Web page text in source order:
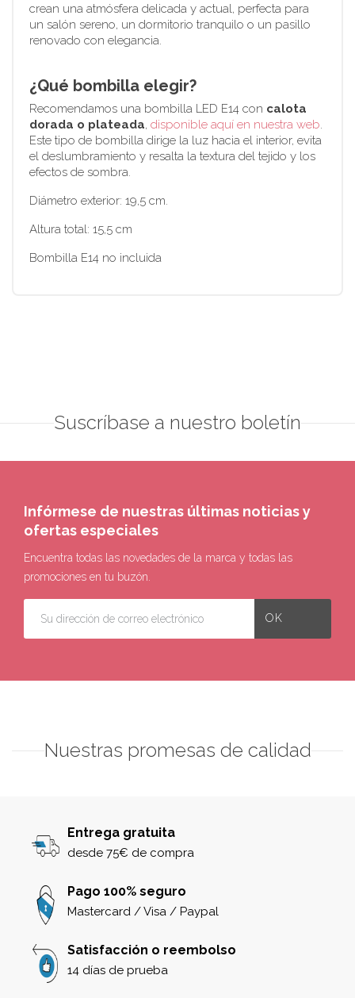
crean una atmósfera delicada y actual, perfecta para
un salón sereno, un dormitorio tranquilo o un pasillo
renovado con elegancia.
¿Qué bombilla elegir?
Recomendamos una bombilla LED E14 con calota
dorada o plateada, disponible aquí en nuestra web.
Este tipo de bombilla dirige la luz hacia el interior, evita
el deslumbramiento y resalta la textura del tejido y los
efectos de sombra.
Diámetro exterior: 19,5 cm.
Altura total: 15,5 cm
Bombilla E14 no incluida
Suscríbase a nuestro boletín
Infórmese de nuestras últimas noticias y
ofertas especiales
Encuentra todas las novedades de la marca y todas las
promociones en tu buzón.
Nuestras promesas de calidad
Entrega gratuita
desde 75€ de compra
Pago 100% seguro
Mastercard / Visa / Paypal
Satisfacción o reembolso
14 días de prueba